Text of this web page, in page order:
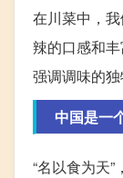
在川菜中，
辣的口感和
强调调味的独
中国是一
“名以食为天